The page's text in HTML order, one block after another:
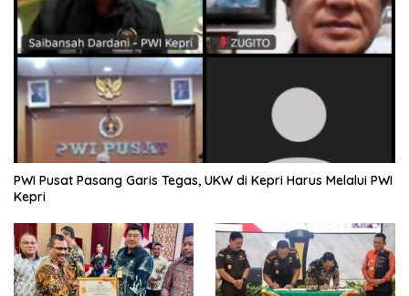
PWI Pusat Pasang Garis Tegas, UKW di Kepri Harus Melalui PWI
Kepri